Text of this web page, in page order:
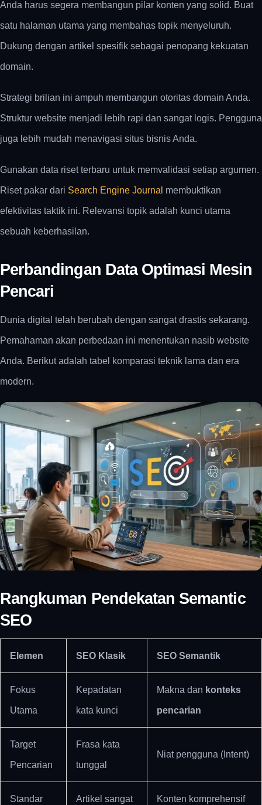
Anda harus segera membangun pilar konten yang solid. Buat
satu halaman utama yang membahas topik menyeluruh.
Dukung dengan artikel spesifik sebagai penopang kekuatan
domain.
Strategi brilian ini ampuh membangun otoritas domain Anda.
Struktur website menjadi lebih rapi dan sangat logis. Pengguna
juga lebih mudah menavigasi situs bisnis Anda.
Gunakan data riset terbaru untuk memvalidasi setiap argumen.
Riset pakar dari Search Engine Journal membuktikan
efektivitas taktik ini. Relevansi topik adalah kunci utama
sebuah keberhasilan.
Perbandingan Data Optimasi Mesin
Pencari
Dunia digital telah berubah dengan sangat drastis sekarang.
Pemahaman akan perbedaan ini menentukan nasib website
Anda. Berikut adalah tabel komparasi teknik lama dan era
modern.
Rangkuman Pendekatan Semantic
SEO
Elemen SEO Klasik SEO Semantik
Fokus
Utama
Kepadatan
kata kunci
Makna dan konteks
pencarian
Target
Pencarian
Frasa kata
tunggal
Niat pengguna (Intent)
Standar Artikel sangat Konten komprehensif